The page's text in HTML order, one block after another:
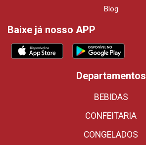
Blog
Baixe já nosso APP
Departamentos
BEBIDAS
CONFEITARIA
CONGELADOS